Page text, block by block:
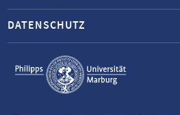
Service-
Navigation
DATENSCHUTZ